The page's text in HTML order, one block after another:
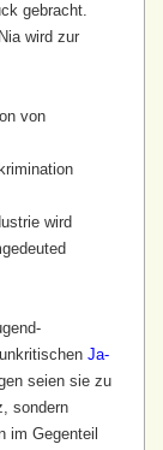
gebracht.
wird zur
von
wird
Ja-
seien sie zu
sondern
im Gegenteil